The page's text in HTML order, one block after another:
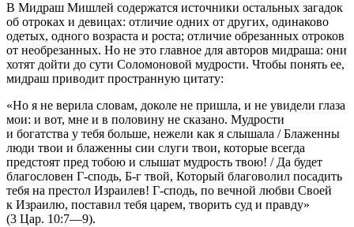
В Мидраш Мишлей содержатся источники остальных загадок
об отроках и девицах: отличие одних от других, одинаково
одетых, одного возраста и роста; отличие обрезанных отроков
от необрезанных. Но не это главное для авторов мидраша: они
хотят дойти до сути Соломоновой мудрости. Чтобы понять ее,
мидраш приводит пространную цитату:
«Но я не верила словам, доколе не пришла, и не увидели глаза
мои: и вот, мне и в половину не сказано. Мудрости
и богатства у тебя больше, нежели как я слышала / Блаженны
люди твои и блаженны сии слуги твои, которые всегда
предстоят пред тобою и слышат мудрость твою! / Да будет
благословен Г-сподь, Б-г твой, Который благоволил посадить
тебя на престол Израилев! Г-сподь, по вечной любви Своей
к Израилю, поставил тебя царем, творить суд и правду»
(3 Цар. 10:7—9).